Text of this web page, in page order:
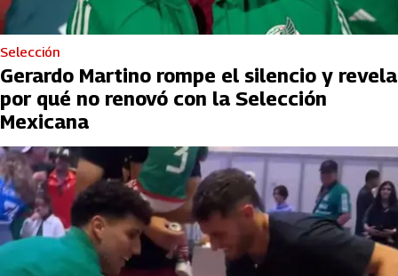
Selección
Gerardo Martino rompe el silencio y revela
por qué no renovó con la Selección
Mexicana